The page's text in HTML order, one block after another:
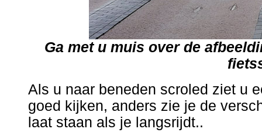
Ga met u muis over de
Als u naar beneden scroled ziet u
goed kijken, anders zie je de
laat staan als je langsrijdt..